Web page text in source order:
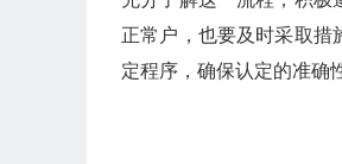
正常户，也要及时采取措
定程序，确保认定的准确